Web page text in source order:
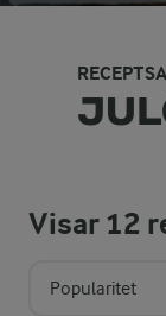
Visar12
Popularitet